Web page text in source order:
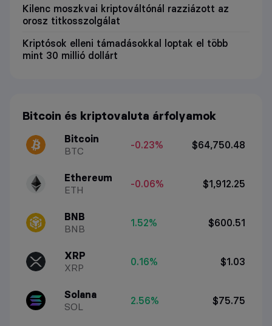
Kilenc moszkvai kriptováltónál razziázott az
orosz titkosszolgálat
Kriptósok elleni támadásokkal loptak el több
mint 30 millió dollárt
Bitcoin és kriptovaluta árfolyamok
Bitcoin
BTC
-0.23% $64,750.48
Ethereum
ETH
-0.06% $1,912.25
BNB
BNB
1.52% $600.51
XRP
XRP
0.16% $1.03
Solana
SOL
2.56% $75.75